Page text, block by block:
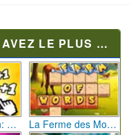
LE PLUS JOUÉ
Bébé Clic Italien: La Folie des Petits Bambins La Ferme des Mots - Cultivez votre Vocabulaire